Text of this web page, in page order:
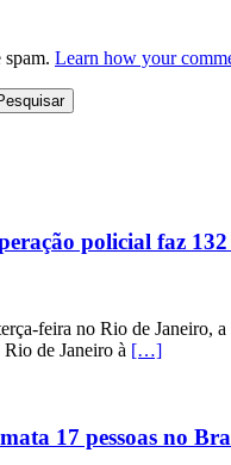
Learn how your
policial faz
feira no Rio de Janeiro,
de Janeiro à […]
17 pessoas no